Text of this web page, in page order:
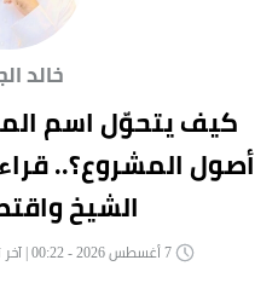
خالد
كيف يتحوّل اسم
أصول المشروع؟..
الشيخ